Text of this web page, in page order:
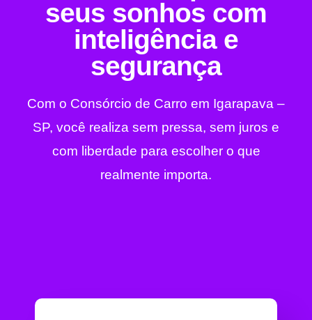
seus sonhos com
inteligência e
segurança
Com o Consórcio de Carro em Igarapava –
SP, você realiza sem pressa, sem juros e
com liberdade para escolher o que
realmente importa.